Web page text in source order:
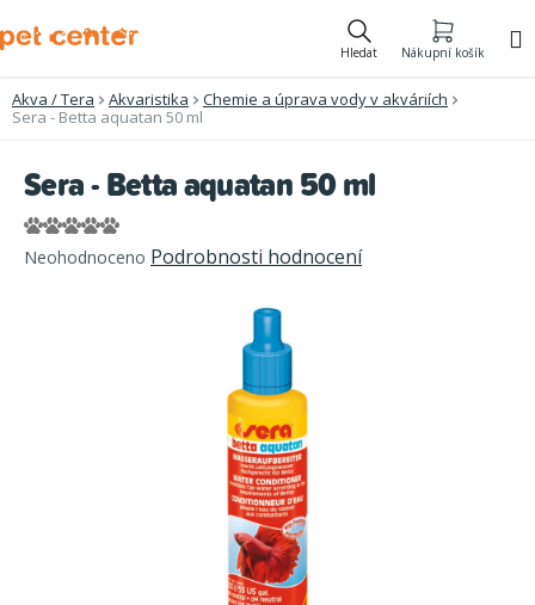
na
Hledat Nákupní košík
Akva / Tera Akvaristika
Chemie a úprava vody v akváriích
Sera - Betta aquatan 50 ml
Sera - Betta aquatan 50 ml
Průměrné
hodnocení
Neohodnoceno Podrobnosti hodnocení